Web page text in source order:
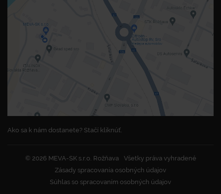
Ako sa k nám dostanete? Stačí kliknúť.
© 2026 MEVA-SK s.r.o. Rožňava
Všetky práva vyhradené
Zásady spracovania osobných údajov
Súhlas so spracovaním osobných údajov